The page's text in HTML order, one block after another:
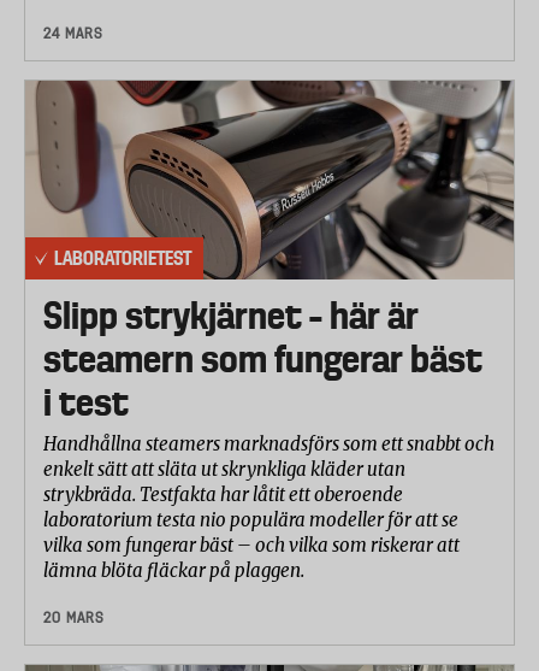
24 MARS
LABORATORIETEST
Slipp strykjärnet – här är
steamern som fungerar bäst
i test
Handhållna steamers marknadsförs som ett snabbt och
enkelt sätt att släta ut skrynkliga kläder utan
strykbräda. Testfakta har låtit ett oberoende
laboratorium testa nio populära modeller för att se
vilka som fungerar bäst – och vilka som riskerar att
lämna blöta fläckar på plaggen.
20 MARS